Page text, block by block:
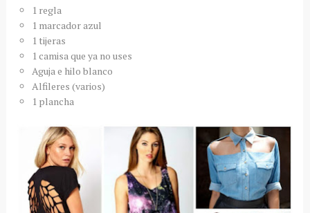
1 regla
1 marcador azul
1 tijeras
1 camisa que ya no uses
Aguja e hilo blanco
Alfileres (varios)
1 plancha